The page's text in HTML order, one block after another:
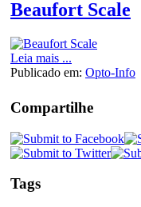
Beaufort Scale
Leia mais ...
Publicado em: Opto-Info
Compartilhe
Tags